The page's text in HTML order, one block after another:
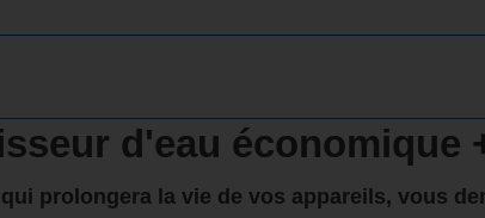
d'eau économique
prolongera la vie de vos appareils, vous